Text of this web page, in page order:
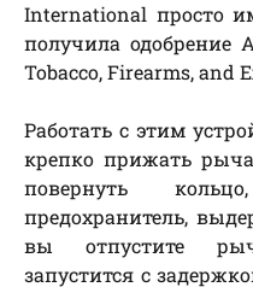
International просто
получила одобрение
Tobacco, Firearms, and
Работать с этим
крепко прижать
повернуть
предохранитель,
вы отпустите
запустится с